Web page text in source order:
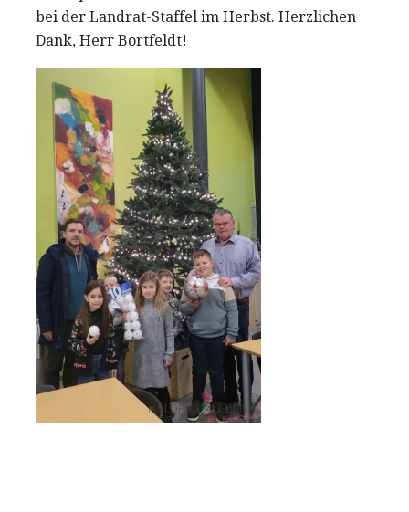
bei der Landrat-Staffel im Herbst. Herzlichen
Dank, Herr Bortfeldt!